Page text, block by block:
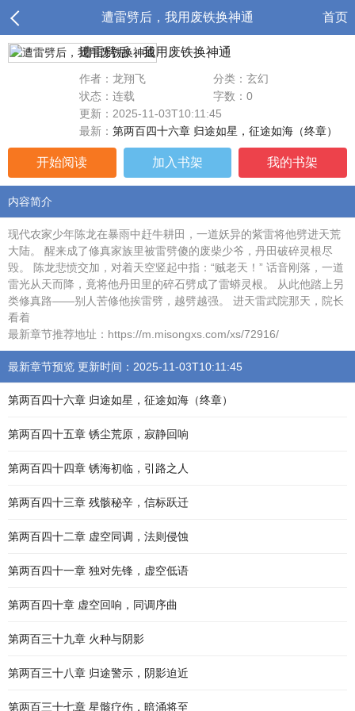
遭雷劈后，我用废铁换神通 首页
遭雷劈后，我用废铁换神通
作者：龙翔飞
分类：玄幻
状态：连载
字数：0
更新：2025-11-03T10:11:45
最新： 第两百四十六章 归途如星，征途如海（终章）
开始阅读 加入书架 我的书架
内容简介
现代农家少年陈龙在暴雨中赶牛耕田，一道妖异的紫雷将他劈进天荒
大陆。 醒来成了修真家族里被雷劈傻的废柴少爷，丹田破碎灵根尽
毁。 陈龙悲愤交加，对着天空竖起中指：“贼老天！” 话音刚落，一道
雷光从天而降，竟将他丹田里的碎石劈成了雷蟒灵根。 从此他踏上另
类修真路——别人苦修他挨雷劈，越劈越强。 进天雷武院那天，院长
看着
最新章节推荐地址：https://m.misongxs.com/xs/72916/
最新章节预览 更新时间：2025-11-03T10:11:45
第两百四十六章 归途如星，征途如海（终章）
第两百四十五章 锈尘荒原，寂静回响
第两百四十四章 锈海初临，引路之人
第两百四十三章 残骸秘辛，信标跃迁
第两百四十二章 虚空同调，法则侵蚀
第两百四十一章 独对先锋，虚空低语
第两百四十章 虚空回响，同调序曲
第两百三十九章 火种与阴影
第两百三十八章 归途警示，阴影迫近
第两百三十七章 星骸疗伤，暗涌将至